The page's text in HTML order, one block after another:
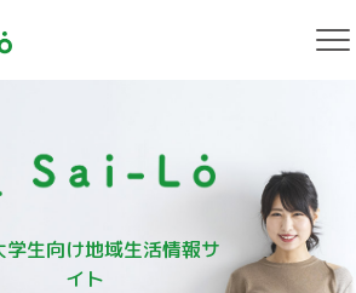
学生向け地域生活情報サ
イト